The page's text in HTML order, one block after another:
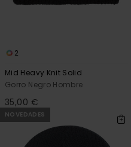
2
Mid Heavy Knit Solid
Gorro Negro Hombre
35,00 €
NOVEDADES